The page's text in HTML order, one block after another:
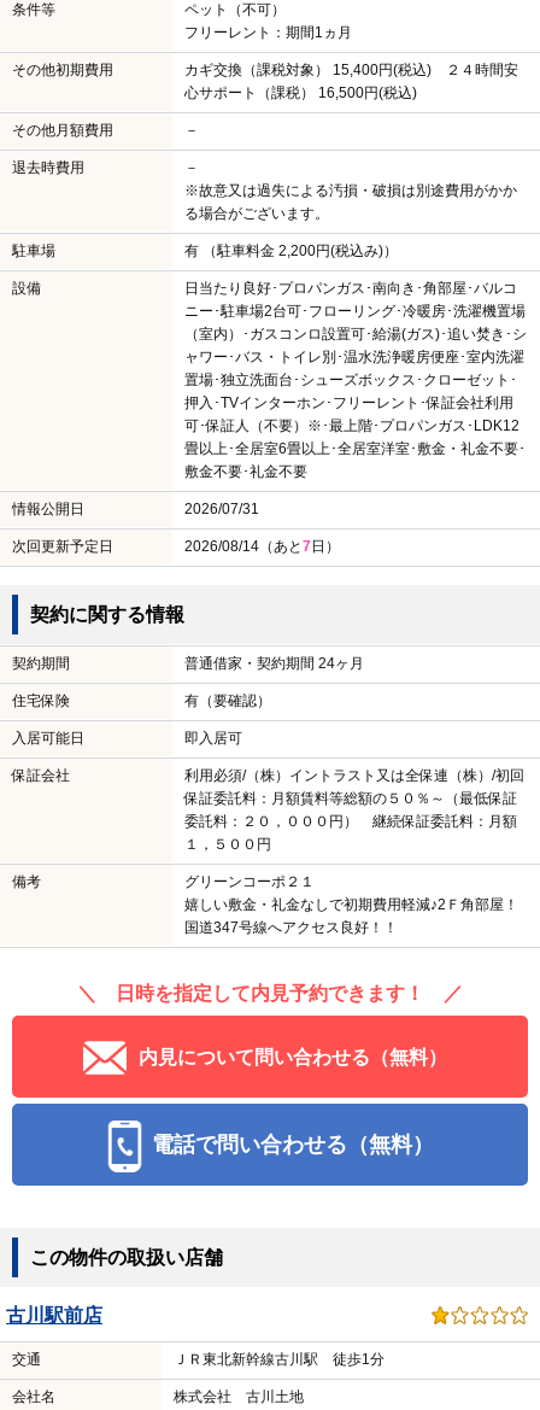
条件等
ペット（不可）
フリーレント：期間1ヵ月
その他初期費用
カギ交換（課税対象） 15,400円(税込) ２４時間安
心サポート（課税） 16,500円(税込)
その他月額費用 －
退去時費用
－
※故意又は過失による汚損・破損は別途費用がかか
る場合がございます。
駐車場 有 （駐車料金 2,200円(税込み)）
設備
日当たり良好･プロパンガス･南向き･角部屋･バルコ
ニー･駐車場2台可･フローリング･冷暖房･洗濯機置場
（室内）･ガスコンロ設置可･給湯(ガス)･追い焚き･シ
ャワー･バス・トイレ別･温水洗浄暖房便座･室内洗濯
置場･独立洗面台･シューズボックス･クローゼット･
押入･TVインターホン･フリーレント･保証会社利用
可･保証人（不要）※･最上階･プロパンガス･LDK12
畳以上･全居室6畳以上･全居室洋室･敷金・礼金不要･
敷金不要･礼金不要
情報公開日 2026/07/31
次回更新予定日 2026/08/14（あと7日）
契約に関する情報
契約期間 普通借家・契約期間 24ヶ月
住宅保険 有（要確認）
入居可能日 即入居可
保証会社
利用必須/（株）イントラスト又は全保連（株）/初回
保証委託料：月額賃料等総額の５０％～（最低保証
委託料：２０，０００円） 継続保証委託料：月額
１，５００円
備考
グリーンコーポ２１
嬉しい敷金・礼金なしで初期費用軽減♪2Ｆ角部屋！
国道347号線へアクセス良好！！
＼ 日時を指定して内見予約できます！ ／
内見について問い合わせる（無料）
電話で問い合わせる（無料）
この物件の取扱い店舗
古川駅前店
交通 ＪＲ東北新幹線古川駅 徒歩1分
会社名 株式会社 古川土地